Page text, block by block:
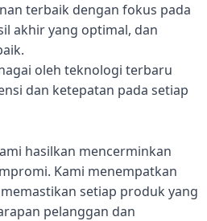
terbaik dengan fokus pada
akhir yang optimal, dan
oleh teknologi terbaru
dan ketepatan pada setiap
hasilkan mencerminkan
Kami menempatkan
setiap produk yang
pelanggan dan